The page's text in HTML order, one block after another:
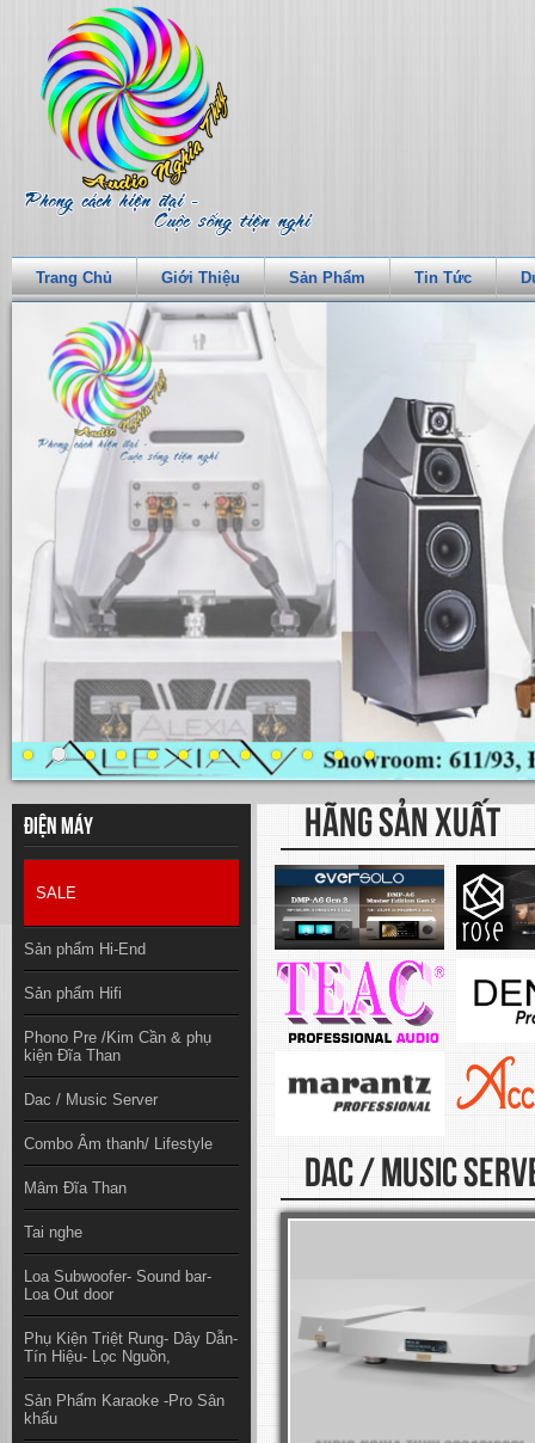
Trang Chủ Giới Thiệu Sản Phẩm Tin Tức
Điện máy
SALE
Sản phẩm Hi-End
Sản phẩm Hifi
Phono Pre /Kim Cần & phụ
kiện Đĩa Than
Dac / Music Server
Combo Âm thanh/ Lifestyle
Mâm Đĩa Than
Tai nghe
Loa Subwoofer- Sound bar-
Loa Out door
Phụ Kiện Triệt Rung- Dây Dẫn-
Tín Hiệu- Lọc Nguồn,
Sản Phẩm Karaoke -Pro Sân
khấu
HÃNG SẢN XUẤT
DAC / MUSIC